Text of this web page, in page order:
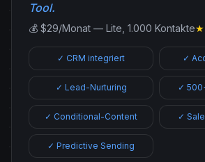
Tool.
💰 $29/Monat — Lite, 1.000 Kontakte
✓ CRM integriert ✓
✓ Lead-Nurturing ✓
✓ Conditional-Content ✓
✓ Predictive Sending